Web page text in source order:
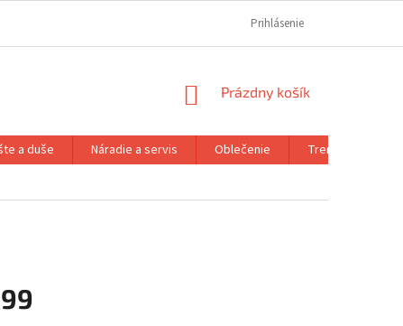
REKLAMAČNÝ FORMULÁR
Prihlásenie
NÁKUPNÝ
Prázdny košík
a duše Náradie a servis Oblečenie
Trenažéry a